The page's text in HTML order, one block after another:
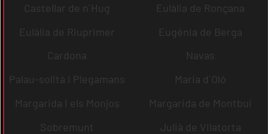
Castellar de n´Hug
Eulàlia de Ronçana
Eulàlia de Riuprimer
Eugènia de Berga
Cardona
Navas
Palau-solità i Plegamans
Maria d´Oló
Margarida i els Monjos
Margarida de Montbui
Sobremunt
Julià de Vilatorta